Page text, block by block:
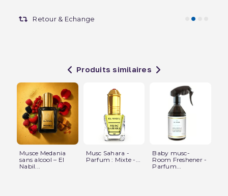
Retour & Echange
Produits similaires
Musce Medania
sans alcool – El
Nabil...
Musc Sahara -
Parfum : Mixte -...
Baby musc-
Room Freshener -
Parfum...